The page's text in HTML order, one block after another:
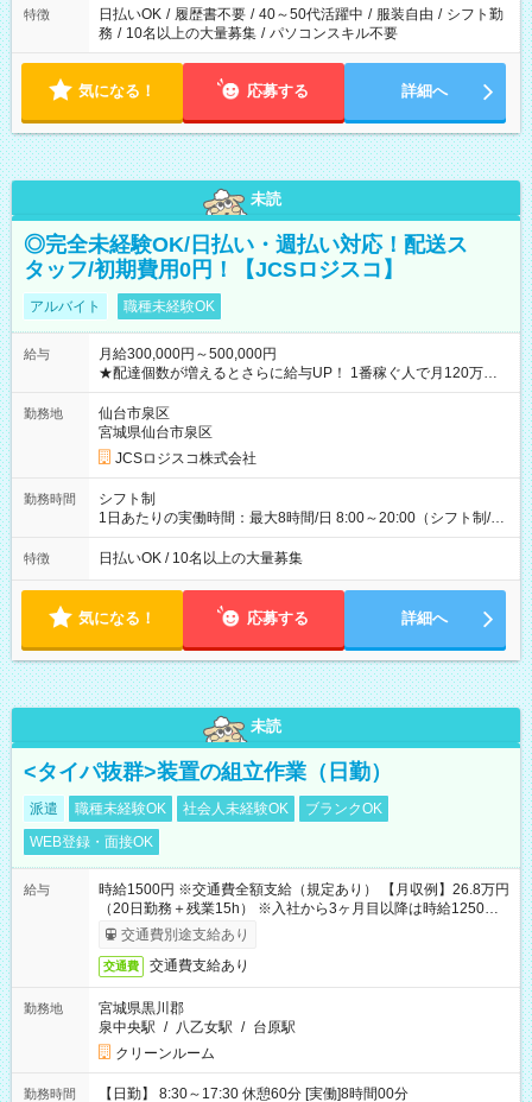
特徴 日払いOK / 履歴書不要 / 40～50代活躍中 / 服装自由 / シフト勤
務 / 10名以上の大量募集 / パソコンスキル不要
気になる！ 応募する 詳細へ
未読
◎完全未経験OK/日払い・週払い対応！配送ス
タッフ/初期費用0円！【JCSロジスコ】
アルバイト 職種未経験OK
給与
月給300,000円～500,000円
★配達個数が増えるとさらに給与UP！ 1番稼ぐ人で月120万ほ
ど！ ・主要都市エリア 月収55万円／週5日稼働 月収65万~112
万円／週6日稼働 ・地方郊外エリア 月収40万円／週5日稼働 月
収40万円~50万円／週6日稼働 ＜モデルイメージ＞ ■月収50万
円 (27歳男性/江東区在住)※元建築関係 1日150個配達×25日勤務
(日休み) ■月収80万円(43歳男性/墨田区在住)※元営業 1日200個
勤務地
仙台市泉区
宮城県仙台市泉区
JCSロジスコ株式会社
勤務時間
シフト制
1日あたりの実働時間：最大8時間/日 8:00～20:00（シフト制/実
働8時間） ※週5日勤務（場所次第では週4も有り） ※配達状況
によって時間外での勤務可能性有り ※案件により多少の前後あ
特徴 日払いOK / 10名以上の大量募集
気になる！ 応募する 詳細へ
未読
<タイパ抜群>装置の組立作業（日勤）
派遣 職種未経験OK 社会人未経験OK
ブランクOK
WEB登録・面接OK
給与
時給1500円 ※交通費全額支給（規定あり） 【月収例】26.8万円
（20日勤務＋残業15h） ※入社から3ヶ月目以降は時給1250円
となります。
交通費別途支給あり
交通費 交通費支給あり
勤務地
宮城県黒川郡
泉中央駅 / 八乙女駅 / 台原駅
クリーンルーム
勤務時間 【日勤】 8:30～17:30 休憩60分 [実働]8時間00分